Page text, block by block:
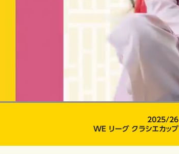
2025/26
WE リーグクラシエカップ